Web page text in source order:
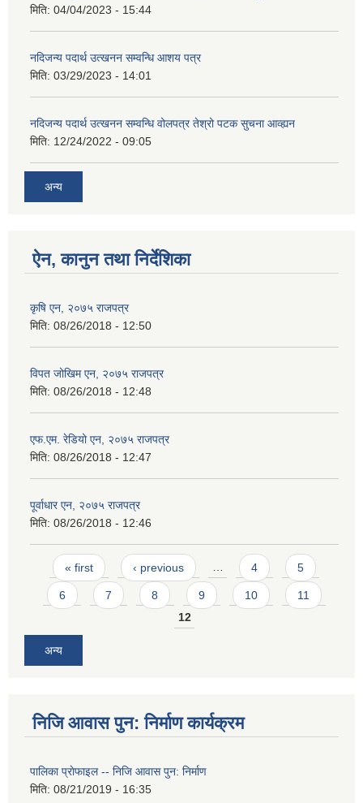
मिति: 04/04/2023 - 15:44
नदिजन्य पदार्थ उत्खनन सम्वन्धि आशय पत्र
मिति: 03/29/2023 - 14:01
नदिजन्य पदार्थ उत्खनन सम्वन्धि वोलपत्र तेश्रो पटक सुचना आव्ह्यन
मिति: 12/24/2022 - 09:05
अन्य
ऐन, कानुन तथा निर्देशिका
कृषि एन, २०७५ राजपत्र
मिति: 08/26/2018 - 12:50
विपत जोखिम एन, २०७५ राजपत्र
मिति: 08/26/2018 - 12:48
एफ.एम. रेडियो एन, २०७५ राजपत्र
मिति: 08/26/2018 - 12:47
पूर्वाधार एन, २०७५ राजपत्र
मिति: 08/26/2018 - 12:46
Pages
« first ‹ previous … 4 5
6 7 8 9 10
11
12
अन्य
निजि आवास पुन: निर्माण कार्यक्रम
पालिका प्राेफाइल -- निजि आवास पुन: निर्माण
मिति: 08/21/2019 - 16:35